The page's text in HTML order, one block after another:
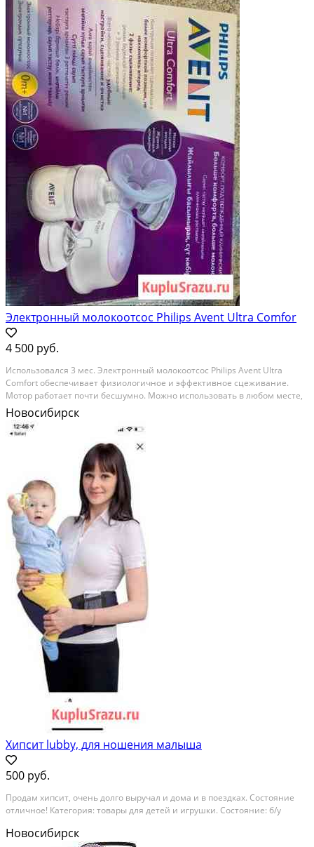
Электронный молокоотсос Philips Avent Ultra Comfor
4 500 руб.
Использовался 3 мес. Электронный молокоотсос Philips Avent Ultra
Comfort обеспечивает физиологичное и эффективное сцеживание.
Мотор работает почти бесшумно. Можно использовать в любом месте,
в любое время. Работает от сети и батареек. Категория: товары для
детей и игрушки. Состояние: б/у
Новосибирск
Хипсит lubby, для ношения малыша
500 руб.
Продам хипсит, очень долго выручал и дома и в поездках. Состояние
отличное! Категория: товары для детей и игрушки. Состояние: б/у
Новосибирск